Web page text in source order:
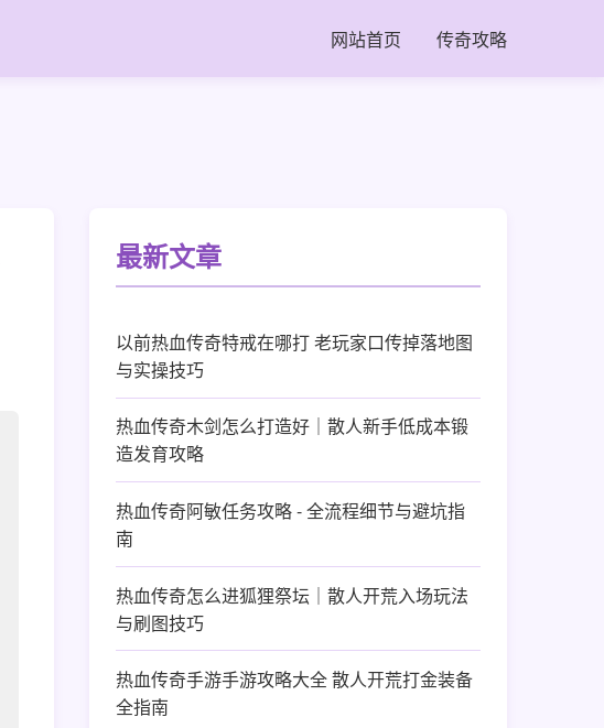
网站首页 传奇攻略
最新文章
以前热血传奇特戒在哪打 老玩家口传掉落地图
与实操技巧
热血传奇木剑怎么打造好｜散人新手低成本锻
造发育攻略
热血传奇阿敏任务攻略 - 全流程细节与避坑指
南
热血传奇怎么进狐狸祭坛｜散人开荒入场玩法
与刷图技巧
热血传奇手游手游攻略大全 散人开荒打金装备
全指南